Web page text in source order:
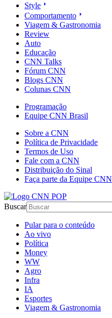
Style
Comportamento
Viagem & Gastronomia
Review
Auto
Educação
CNN Talks
Fórum CNN
Blogs CNN
Colunas CNN
Programação
Equipe CNN Brasil
Sobre a CNN
Política de Privacidade
Termos de Uso
Fale com a CNN
Distribuição do Sinal
Faça parte da Equipe CNN
Buscar
Pular para o conteúdo
Ao vivo
Política
Money
WW
Agro
Infra
IA
Esportes
Viagem & Gastronomia